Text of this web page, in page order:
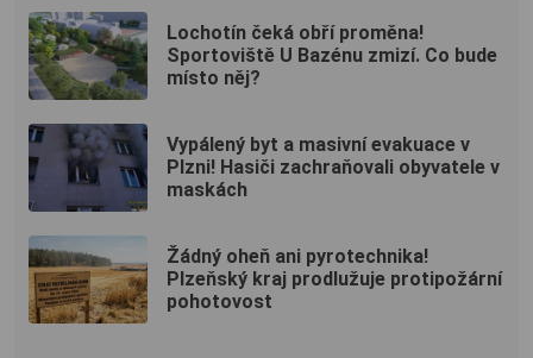
Lochotín čeká obří proměna!
Sportoviště U Bazénu zmizí. Co bude
místo něj?
Vypálený byt a masivní evakuace v
Plzni! Hasiči zachraňovali obyvatele v
maskách
Žádný oheň ani pyrotechnika!
Plzeňský kraj prodlužuje protipožární
pohotovost